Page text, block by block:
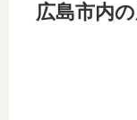
広島市内